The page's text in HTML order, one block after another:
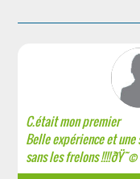
C.était mon premier
Belle expérience et
sans les frelons !!!!ðŸ˜©